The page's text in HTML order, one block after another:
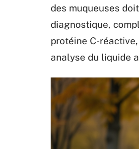
des muqueuses
diagnostique,
protéine C-
analyse du liquide